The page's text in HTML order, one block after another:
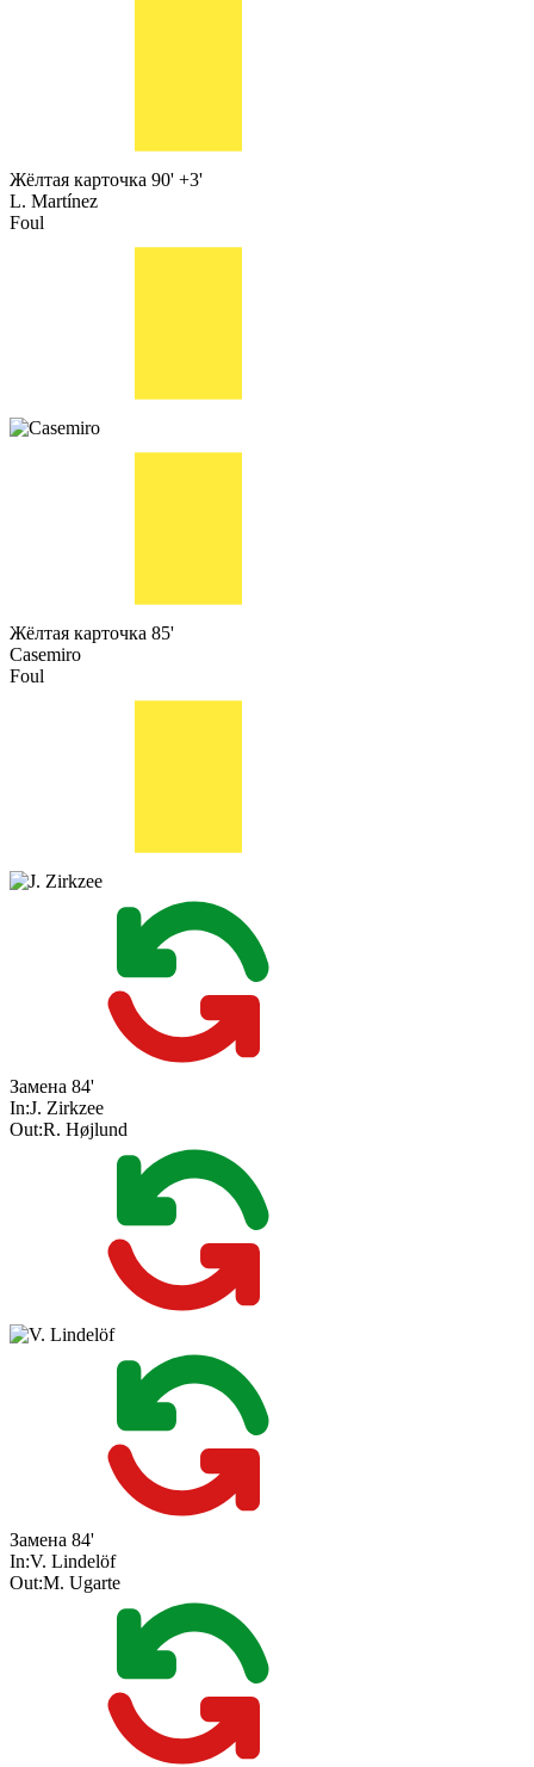
Жёлтая карточка 90' +3'
L. Martínez
Foul
Жёлтая карточка 85'
Casemiro
Foul
Замена 84'
In:J. Zirkzee
Out:R. Højlund
Замена 84'
In:V. Lindelöf
Out:M. Ugarte